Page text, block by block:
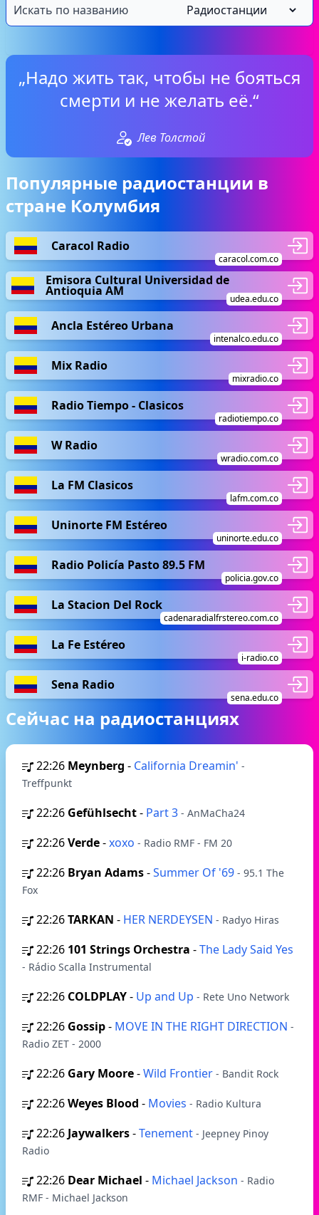
„Надо жить так, чтобы не бояться
смерти и не желать её.“
Лев Толстой
Популярные радиостанции в
стране Колумбия
Caracol Radio
caracol.com.co
Emisora Cultural Universidad de
Antioquia AM
udea.edu.co
Ancla Estéreo Urbana
intenalco.edu.co
Mix Radio
mixradio.co
Radio Tiempo - Clasicos
radiotiempo.co
W Radio
wradio.com.co
La FM Clasicos
lafm.com.co
Uninorte FM Estéreo
uninorte.edu.co
Radio Policía Pasto 89.5 FM
policia.gov.co
La Stacion Del Rock
cadenaradialfrstereo.com.co
La Fe Estéreo
i-radio.co
Sena Radio
sena.edu.co
Сейчас на радиостанциях
22:26 Meynberg - California Dreamin' -
Treffpunkt
22:26 Gefühlsecht- Part 3 - AnMaCha24
22:26Verde-xoxo - Radio RMF - FM 20
22:26 Bryan Adams-Summer Of '69 - 95.1 The
Fox
22:26TARKAN - HER NERDEYSEN - Radyo Hiras
22:26 101 Strings Orchestra -The Lady Said Yes
- Rádio Scalla Instrumental
22:26 COLDPLAY- Up and Up - Rete Uno Network
22:26 Gossip- MOVE IN THE RIGHT DIRECTION -
Radio ZET - 2000
22:26 Gary Moore-Wild Frontier - Bandit Rock
22:26Weyes Blood - Movies - Radio Kultura
22:26 Jaywalkers-Tenement - Jeepney Pinoy
Radio
22:26 Dear Michael - Michael Jackson - Radio
RMF - Michael Jackson